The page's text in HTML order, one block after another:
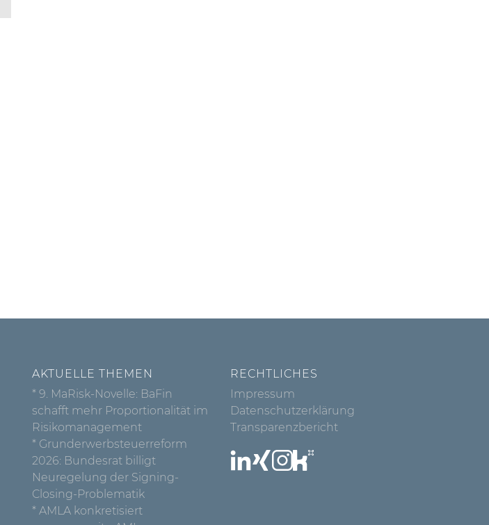
AKTUELLE THEMEN
* 9. MaRisk-Novelle: BaFin
schafft mehr Proportionalität im
Risikomanagement
* Grunderwerbsteuerreform
2026: Bundesrat billigt
Neuregelung der Signing-
Closing-Problematik
* AMLA konkretisiert
RECHTLICHES
Impressum
Datenschutzerklärung
Transparenzbericht